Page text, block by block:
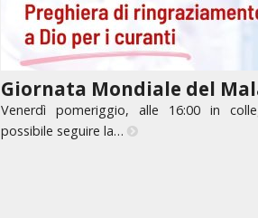
Giornata Mondiale del
Venerdì pomeriggio, alle 16:00 in
possibile seguire la…